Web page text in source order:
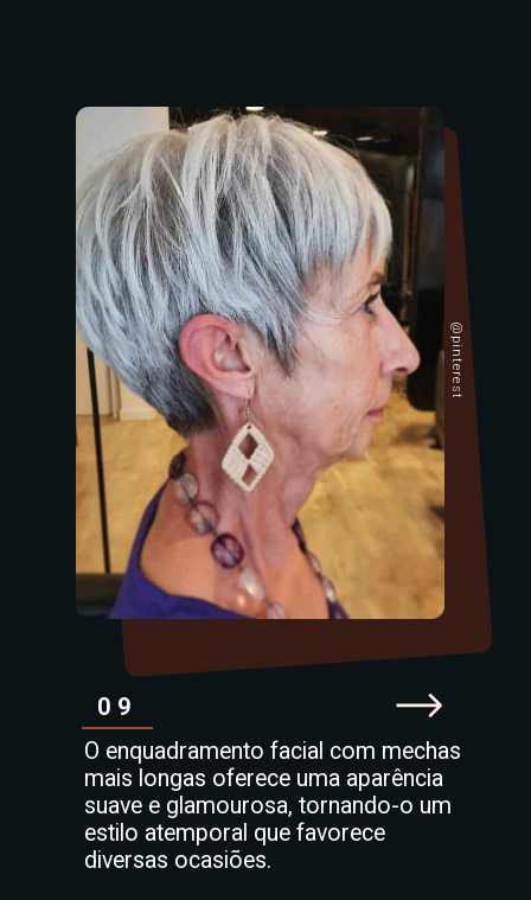
09
O enquadramento facial com mechas
mais longas oferece uma aparência
suave e glamourosa, tornando-o um
estilo atemporal que favorece
diversas ocasiões.
@pinterest